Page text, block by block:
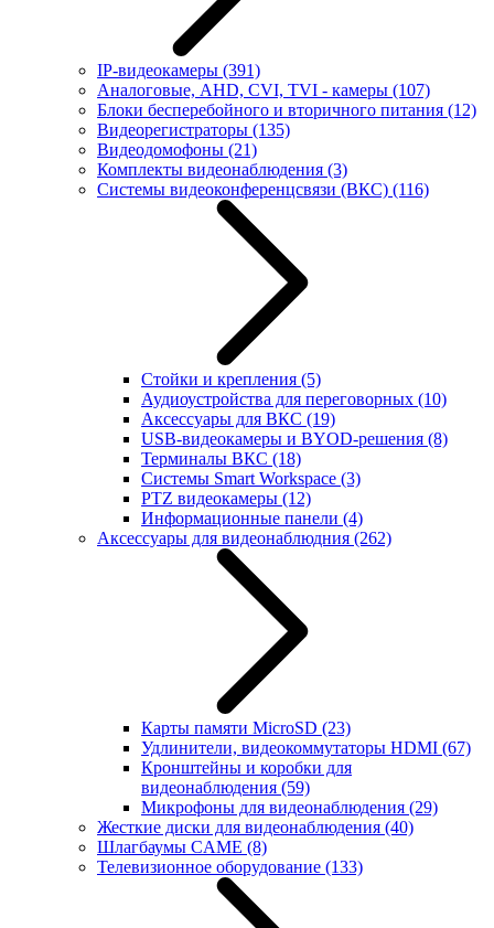
IP-видеокамеры (391)
Аналоговые, AHD, CVI, TVI - камеры (107)
Блоки бесперебойного и вторичного питания (12)
Видеорегистраторы (135)
Видеодомофоны (21)
Комплекты видеонаблюдения (3)
Системы видеоконференцсвязи (ВКС) (116)
Стойки и крепления (5)
Аудиоустройства для переговорных (10)
Аксессуары для ВКС (19)
USB-видеокамеры и BYOD-решения (8)
Терминалы ВКС (18)
Системы Smart Workspace (3)
PTZ видеокамеры (12)
Информационные панели (4)
Аксессуары для видеонаблюдния (262)
Карты памяти MicroSD (23)
Удлинители, видеокоммутаторы HDMI (67)
Кронштейны и коробки для
видеонаблюдения (59)
Микрофоны для видеонаблюдения (29)
Жесткие диски для видеонаблюдения (40)
Шлагбаумы CAME (8)
Телевизионное оборудование (133)